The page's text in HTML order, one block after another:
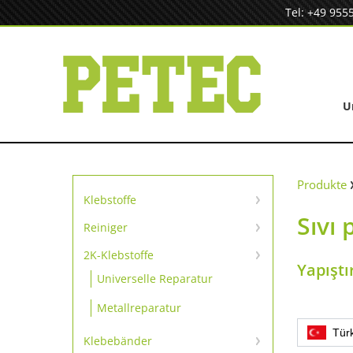
Inhalt
Tel: +49
Klebstoffe
Sofortklebstoffe
SpeedBond Klebesystem
Kontaktklebstoffe
Reiniger
Reiniger
2K-Klebstoffe
Universelle Reparatur
Metallreparatur
Klebebänder
Produkte